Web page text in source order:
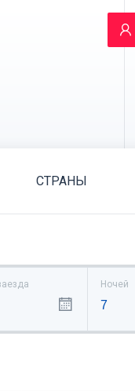
СТРАНЫ
7
Ночей